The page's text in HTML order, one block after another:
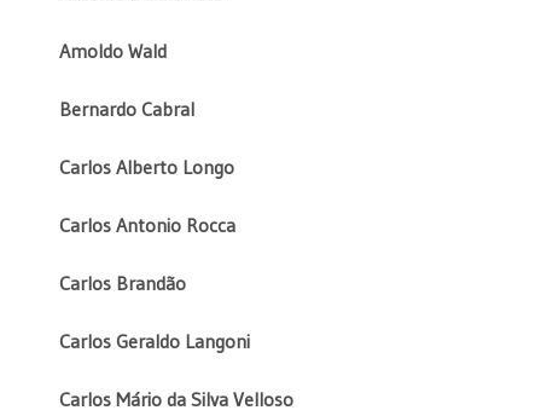
Amoldo Wald
Bernardo Cabral
Carlos Alberto Longo
Carlos Antonio Rocca
Carlos Brandão
Carlos Geraldo Langoni
Carlos Mário da Silva Velloso